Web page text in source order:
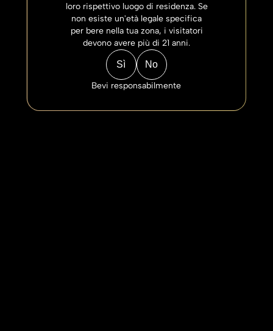
loro rispettivo luogo di residenza. Se
non esiste un'età legale specifica
per bere nella tua zona, i visitatori
devono avere più di 21 anni.
Sì No
Bevi responsabilmente